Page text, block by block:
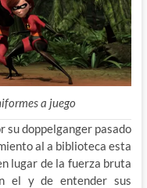
a juego
su doppelganger pasado
al a biblioteca esta
lugar de la fuerza bruta
el y de entender sus